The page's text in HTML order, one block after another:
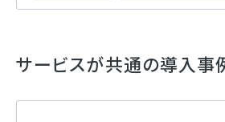
サービスが共通の導入事